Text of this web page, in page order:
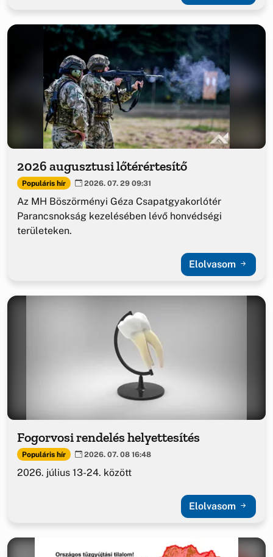
2026 augusztusi lőtérértesítő
Populáris hír 2026. 07. 29 09:31
Az MH Böszörményi Géza Csapatgyakorlótér
Parancsnokság kezelésében lévő honvédségi
területeken.
Elolvasom
Fogorvosi rendelés helyettesítés
Populáris hír 2026. 07. 08 16:48
2026. július 13-24. között
Elolvasom